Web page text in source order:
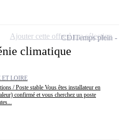
climatique
ET LOIRE
/ Poste stable Vous êtes installateur en
confirmé et vous cherchez un poste
CDITemps plein
Ajouter cette offre à ma sélection